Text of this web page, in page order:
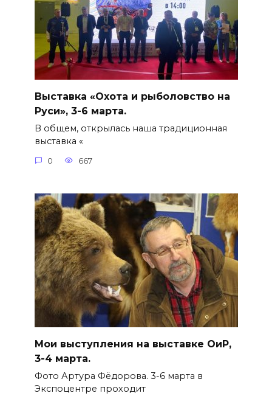
Выставка «Охота и рыболовство на
Руси», 3-6 марта.
В общем, открылась наша традиционная
выставка «
0 667
Мои выступления на выставке ОиР,
3-4 марта.
Фото Артура Фёдорова. 3-6 марта в
Экспоцентре проходит